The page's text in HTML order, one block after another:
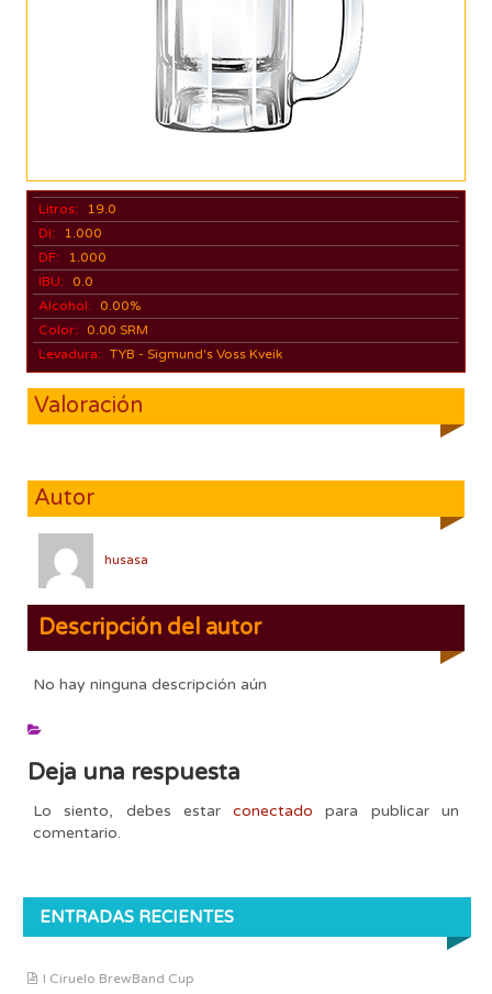
Litros:
19.0
DI:
1.000
DF:
1.000
IBU:
0.0
Alcohol:
0.00%
Color:
0.00 SRM
Levadura: TYB - Sigmund's Voss Kveik
Valoración
Autor
husasa
Descripción del autor
No hay ninguna descripción aún
Deja una respuesta
Lo siento, debes estarconectado para publicar un
comentario.
ENTRADAS RECIENTES
I Ciruelo BrewBand Cup